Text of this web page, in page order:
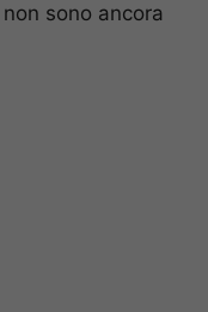
sono ancora